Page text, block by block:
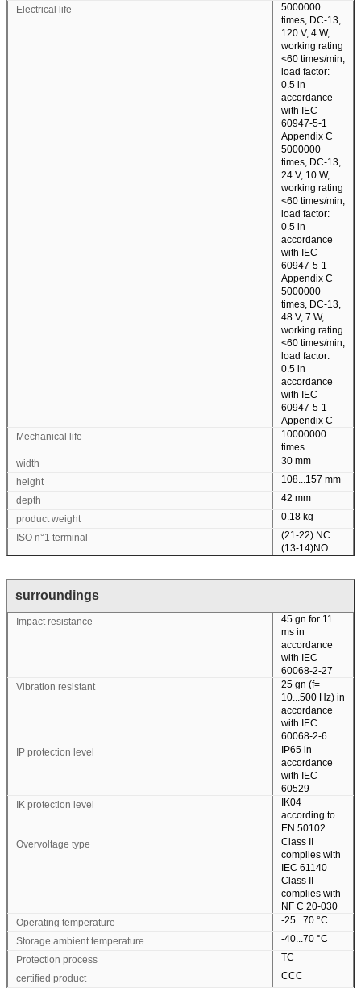
Kami akan segera menghubungi
Electrical life
5000000
times, DC-13,
120 V, 4 W,
working rating
<60 times/min,
load factor:
0.5 in
accordance
with IEC
60947-5-1
Appendix C
5000000
times, DC-13,
24 V, 10 W,
working rating
<60 times/min,
load factor:
0.5 in
accordance
with IEC
60947-5-1
Appendix C
5000000
times, DC-13,
48 V, 7 W,
working rating
<60 times/min,
load factor:
0.5 in
accordance
with IEC
60947-5-1
Appendix C
Mechanical life
10000000
times
width
30 mm
height
108...157 mm
depth
42 mm
product weight
0.18 kg
ISO n°1 terminal
(21-22) NC
(13-14)NO
surroundings
Impact resistance
45 gn for 11
ms in
accordance
with IEC
60068-2-27
Vibration resistant
25 gn (f=
10...500 Hz) in
accordance
with IEC
60068-2-6
IP protection level
IP65 in
accordance
with IEC
60529
IK protection level
IK04
according to
EN 50102
Overvoltage type
Class II
complies with
IEC 61140
Class II
complies with
NF C 20-030
Operating temperature
-25...70 °C
Storage ambient temperature
-40...70 °C
Protection process
TC
certified product
CCC